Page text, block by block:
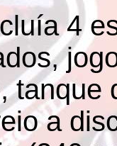
4
tanque
a